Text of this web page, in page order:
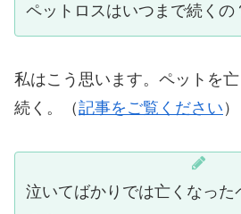
ペットロスはいつまで続くの
私はこう思います。ペットを
続く。（記事をご覧ください ）
泣いてばかりでは亡くなった